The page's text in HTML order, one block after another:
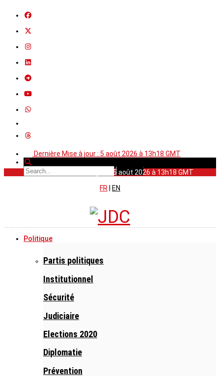
Dernière Mise à jour : 5 août 2026 à 13h18 GMT
Dernière Mise à jour : 5 août 2026 à 13h18 GMT
FR
EN
Politique
Partis politiques
Institutionnel
Sécurité
Judiciaire
Elections 2020
Diplomatie
Prévention